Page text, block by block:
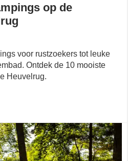
op de
voor rustzoekers tot leuke
Ontdek de 10 mooiste
Heuvelrug.